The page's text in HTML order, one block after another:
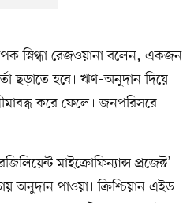
স্নিগ্ধা রেজওয়ানা বলেন, একজন
ছড়াতে হবে। ঋণ–অনুদান দিয়ে
করে ফেলে। জনপরিসরে
মাইক্রোফিন্যান্স প্রজেক্ট’
অনুদান পাওয়া। ক্রিশ্চিয়ান এইড